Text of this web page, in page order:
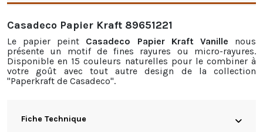
Casadeco Papier Kraft 89651221
Le papier peint Casadeco Papier Kraft Vanille nous
présente un motif de fines rayures ou micro-rayures.
Disponible en 15 couleurs naturelles pour le combiner à
votre goût avec tout autre design de la collection
"Paperkraft de Casadeco".
Fiche Technique